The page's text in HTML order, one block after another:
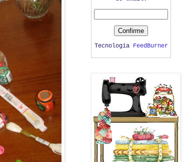
Tecnologia FeedBurner